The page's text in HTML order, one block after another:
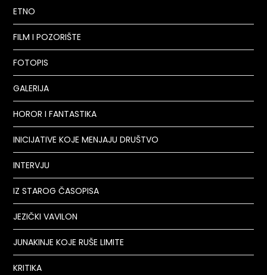
ETNO
FILM I POZORIŠTE
FOTOPIS
GALERIJA
HOROR I FANTASTIKA
INICIJATIVE KOJE MENJAJU DRUŠTVO
INTERVJU
IZ STAROG ČASOPISA
JEZIČKI VAVILON
JUNAKINJE KOJE RUŠE LIMITE
KRITIKA